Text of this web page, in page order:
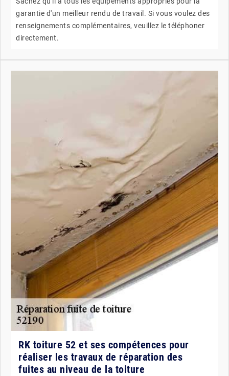
garantie d'un meilleur rendu de travail. Si vous voulez des
renseignements complémentaires, veuillez le téléphoner
directement.
RK toiture 52 et ses compétences pour
réaliser les travaux de réparation des
fuites au niveau de la toiture